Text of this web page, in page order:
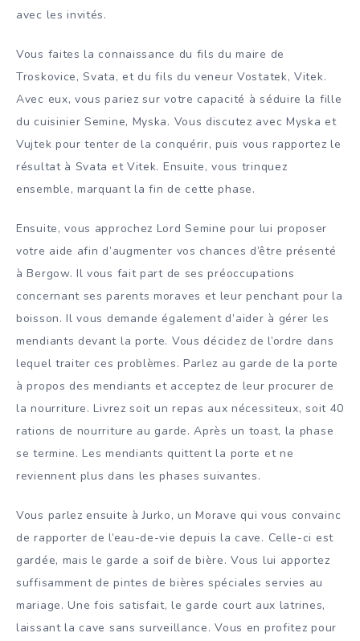
avec les invités.
Vous faites la connaissance du fils du maire de
Troskovice, Svata, et du fils du veneur Vostatek, Vitek.
Avec eux, vous pariez sur votre capacité à séduire la fille
du cuisinier Semine, Myska. Vous discutez avec Myska et
Vujtek pour tenter de la conquérir, puis vous rapportez le
résultat à Svata et Vitek. Ensuite, vous trinquez
ensemble, marquant la fin de cette phase.
Ensuite, vous approchez Lord Semine pour lui proposer
votre aide afin d’augmenter vos chances d’être présenté
à Bergow. Il vous fait part de ses préoccupations
concernant ses parents moraves et leur penchant pour la
boisson. Il vous demande également d’aider à gérer les
mendiants devant la porte. Vous décidez de l’ordre dans
lequel traiter ces problèmes. Parlez au garde de la porte
à propos des mendiants et acceptez de leur procurer de
la nourriture. Livrez soit un repas aux nécessiteux, soit 40
rations de nourriture au garde. Après un toast, la phase
se termine. Les mendiants quittent la porte et ne
reviennent plus dans les phases suivantes.
Vous parlez ensuite à Jurko, un Morave qui vous convainc
de rapporter de l’eau-de-vie depuis la cave. Celle-ci est
gardée, mais le garde a soif de bière. Vous lui apportez
suffisamment de pintes de bières spéciales servies au
mariage. Une fois satisfait, le garde court aux latrines,
laissant la cave sans surveillance. Vous en profitez pour